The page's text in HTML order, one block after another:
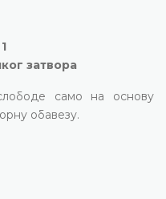
затвора
само на основу
обавезу.